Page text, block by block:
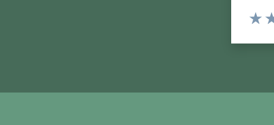
Rating: